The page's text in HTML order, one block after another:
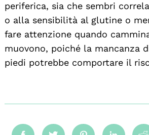
periferica, sia che sembri
o alla sensibilità al glutine o
fare attenzione quando
muovono, poiché la mancanza
piedi potrebbe comportare il